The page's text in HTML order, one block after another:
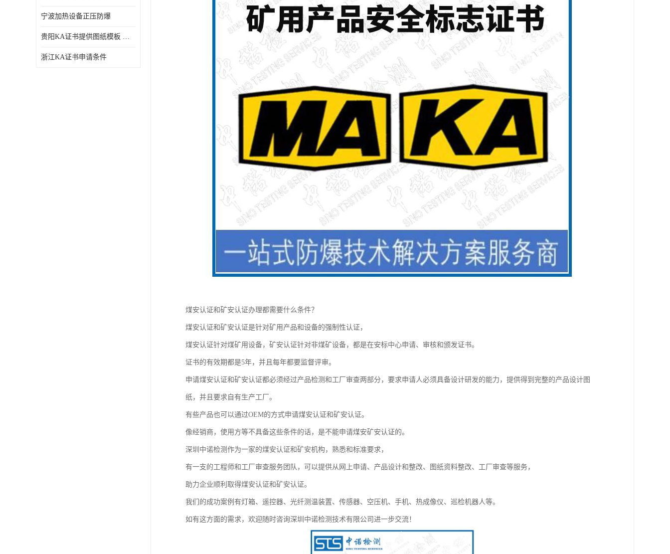
宁波加热设备正压防爆
贵阳KA证书提供图纸模板 深圳中诺检测
浙江KA证书申请条件
煤安认证和矿安认证办理都需要什么条件？
煤安认证和矿安认证是针对矿用产品和设备的强制性认证，
煤安认证针对煤矿用设备，矿安认证针对非煤矿设备，都是在安标中心申请、审核和颁发证书。
证书的有效期都是5年，并且每年都要监督评审。
申请煤安认证和矿安认证都必须经过产品检测和工厂审查两部分，要求申请人必须具备设计研发的能力，提供得到完整的产品设计图
纸，并且要求自有生产工厂。
有些产品也可以通过OEM的方式申请煤安认证和矿安认证。
像经销商，使用方等不具备这些条件的话，是不能申请煤安矿安认证的。
深圳中诺检测作为一家的煤安认证和矿安机构，熟悉和标准要求，
有一支的工程师和工厂审查服务团队，可以提供从网上申请、产品设计和整改、图纸资料整改、工厂审查等服务，
助力企业顺利取得煤安认证和矿安认证。
我们的成功案例有灯箱、遥控器、光纤测温装置、传感器、空压机、手机、热成像仪、巡检机器人等。
如有这方面的需求，欢迎随时咨询深圳中诺检测技术有限公司进一步交流！